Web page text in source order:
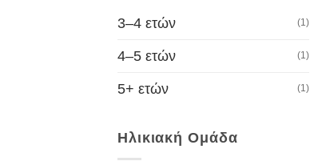
3–4 ετών (1)
4–5 ετών (1)
5+ ετών (1)
Ηλικιακή Ομάδα